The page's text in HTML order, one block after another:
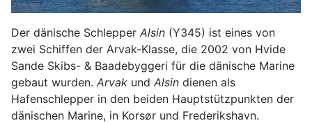
Der dänische Schlepper Alsin (Y345) ist eines von
zwei Schiffen der Arvak-Klasse, die 2002 von Hvide
Sande Skibs- & Baadebyggeri für die dänische Marine
gebaut wurden. Arvak und Alsin dienen als
Hafenschlepper in den beiden Hauptstützpunkten der
dänischen Marine, in Korsør und Frederikshavn.